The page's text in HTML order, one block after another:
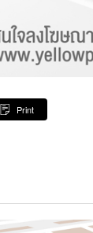
Print